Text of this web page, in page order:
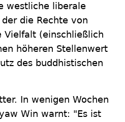
westliche liberale
die Rechte von
Vielfalt (einschließlich
höheren Stellenwert
des buddhistischen
In wenigen Wochen
Win warnt: "Es ist